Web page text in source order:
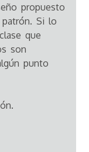
propuesto
Si lo
que
son
punto